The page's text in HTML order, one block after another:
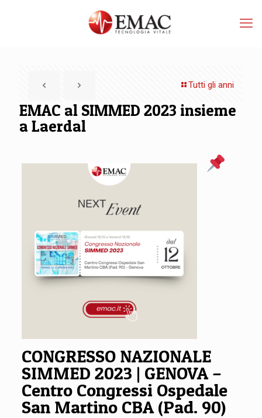
Tutti gli anni
EMAC al SIMMED 2023 insieme
a Laerdal
CONGRESSO NAZIONALE
SIMMED 2023 | GENOVA –
Centro Congressi Ospedale
San Martino CBA (Pad. 90)